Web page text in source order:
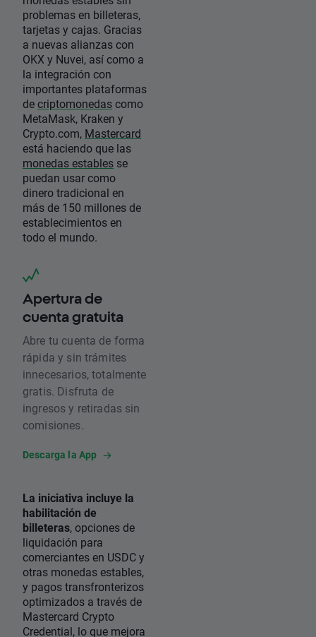
problemas en billeteras,
tarjetas y cajas. Gracias
a nuevas alianzas con
OKX y Nuvei, así como a
la integración con
importantes plataformas
decriptomonedascomo
MetaMask, Kraken y
Crypto.com, Mastercard
está haciendo que las
monedas estables se
puedan usar como
dinero tradicional en
más de 150 millones de
establecimientos en
todo el mundo.
Apertura de
cuenta gratuita
Abre tu cuenta de forma
rápida y sin trámites
innecesarios, totalmente
gratis. Disfruta de
ingresos y retiradas sin
comisiones.
Descarga la App
La iniciativa incluye la
habilitación de
billeteras, opciones de
liquidación para
comerciantes en USDC y
otras monedas estables,
y pagos transfronterizos
optimizados a través de
Mastercard Crypto
Credential, lo que mejora